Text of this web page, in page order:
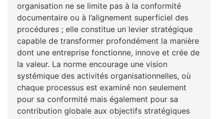
organisation ne se limite pas à la conformité
documentaire ou à l’alignement superficiel des
procédures ; elle constitue un levier stratégique
capable de transformer profondément la manière
dont une entreprise fonctionne, innove et crée de
la valeur. La norme encourage une vision
systémique des activités organisationnelles, où
chaque processus est examiné non seulement
pour sa conformité mais également pour sa
contribution globale aux objectifs stratégiques